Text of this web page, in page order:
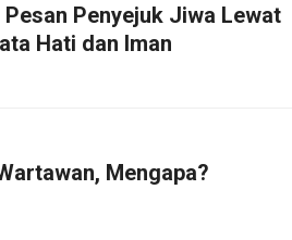
Penyejuk Jiwa Lewat
Hati dan Iman
Mengapa?